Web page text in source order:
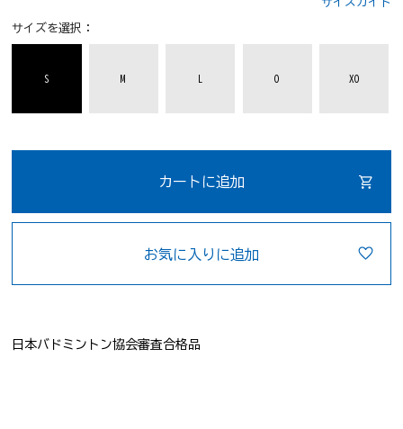
サイズを選択：
S M O XO
カートに追加
お気に入りに追加
日本バドミントン協会審査合格品